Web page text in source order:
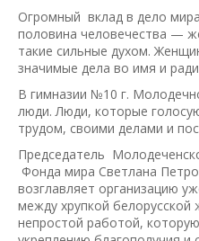
Огромный вклад в дело
половина человечества —
такие сильные духом.
значимые дела во имя и
В гимназии №10 г.
люди. Люди, которые
трудом, своими делами и
Председатель
Фонда мира Светлана
возглавляет организацию
между хрупкой
непростой работой,